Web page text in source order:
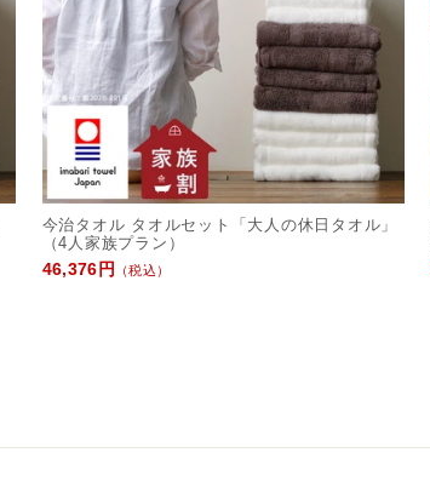
今治タオル タオルセット「大人の休日タオル」
（4人家族プラン）
46,376円
（税込）